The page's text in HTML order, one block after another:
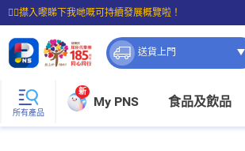
☝🏼㩒入嚟睇下我哋嘅可持續發展概覽啦！
⭐購物滿$399即享免費送貨；滿$100即可免費店取。
送貨上門
所有產品
新
My PNS 食品及飲品